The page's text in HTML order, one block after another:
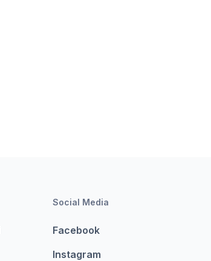
Social Media
Facebook
Instagram